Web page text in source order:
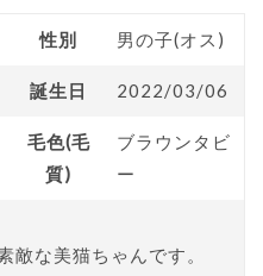
性別 男の子(オス)
誕生日 2022/03/06
毛色(毛
質)
ブラウンタビ
ー
敵な美猫ちゃんです。